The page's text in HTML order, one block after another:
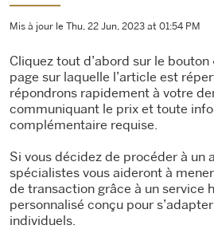
Mis à jour le Thu, 22 Jun, 2023 at 01:54 PM
Cliquez tout d’abord sur le
page sur laquelle l’article est
répondrons rapidement à votre
communiquant le prix et toute
complémentaire requise.
Si vous décidez de procéder à un
spécialistes vous aideront à
de transaction grâce à un service
personnalisé conçu pour
individuels.